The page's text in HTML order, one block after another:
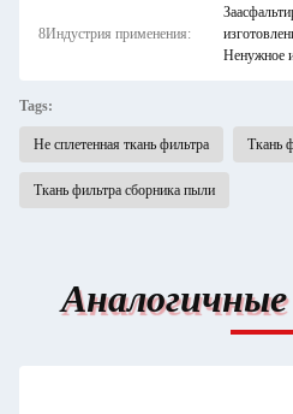
8Индустрия применения:
Ненужное
Tags:
Не сплетенная ткань фильтра Ткань
Ткань фильтра сборника пыли